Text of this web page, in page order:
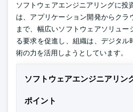
ソフトウェアエンジニアリングに投
は、アプリケーション開発からクラ
まで、幅広いソフトウェアソリュー
る要求を促進し、組織は、デジタル
術の力を活用しようとしています。
ソフトウェアエンジニアリン
ポイント